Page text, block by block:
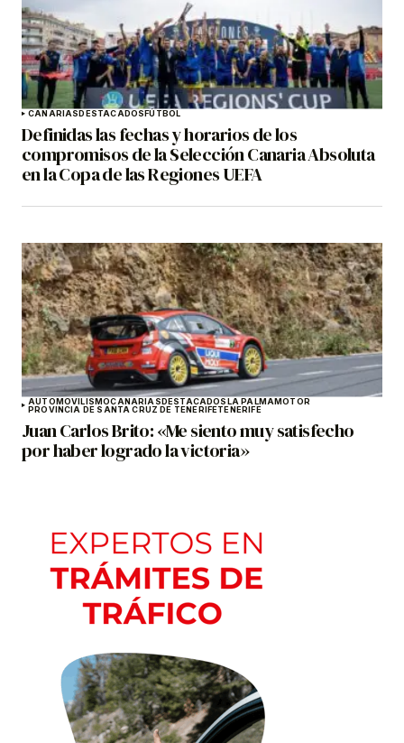
CANARIASDESTACADOSFÚTBOL
Definidas las fechas y horarios de los
compromisos de la Selección Canaria Absoluta
en la Copa de las Regiones UEFA
AUTOMOVILISMOCANARIASDESTACADOSLA PALMAMOTOR
PROVINCIA DE SANTA CRUZ DE TENERIFETENERIFE
Juan Carlos Brito: «Me siento muy satisfecho
por haber logrado la victoria»